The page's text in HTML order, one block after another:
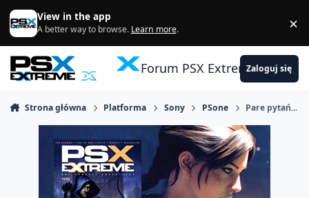
Skocz do zawartości
View in the app
A better way to browse. Learn more. ×
Forum PSX ExtremeZaloguj się
Strona główna Platforma Sony PSone Pare pytań...